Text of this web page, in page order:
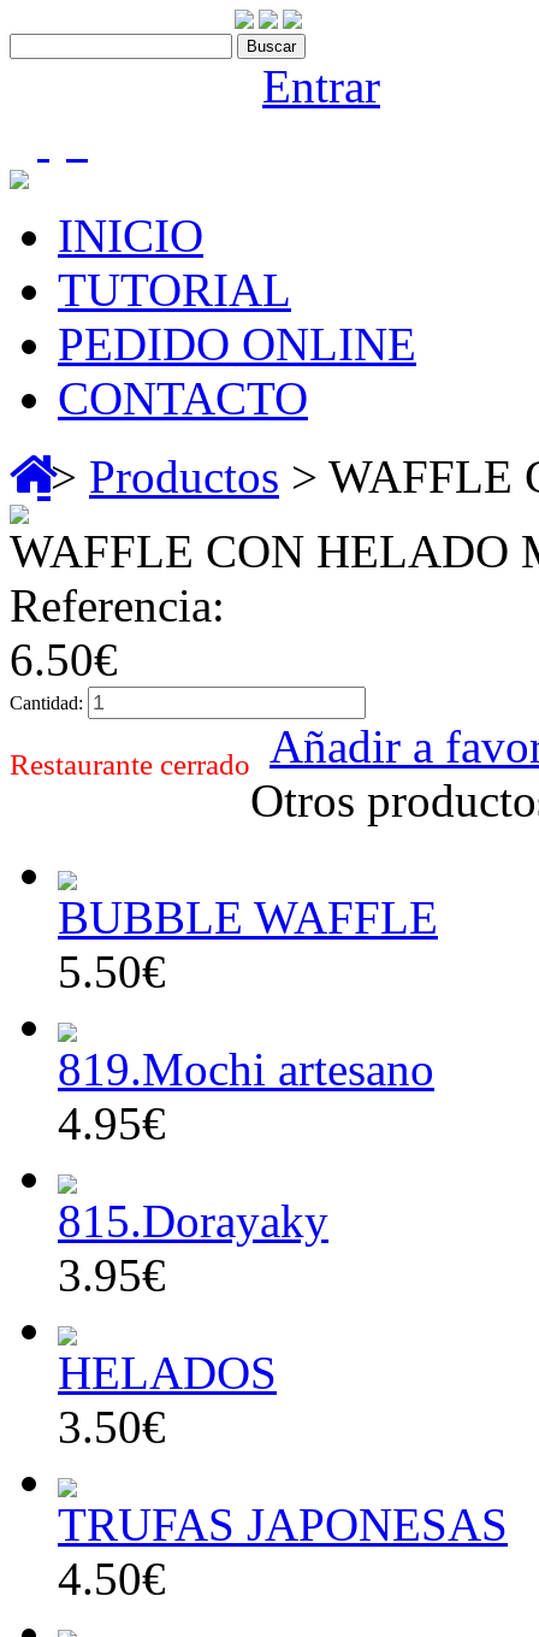
Entrar
INICIO
TUTORIAL
PEDIDO ONLINE
CONTACTO
> Productos > WAFFLE
WAFFLE CON HELADO
Referencia:
6.50€
Cantidad:
Restaurante cerrado
Añadir a
Otros
BUBBLE WAFFLE
5.50€
819.Mochi artesano
4.95€
815.Dorayaky
3.95€
HELADOS
3.50€
TRUFAS JAPONESAS
4.50€